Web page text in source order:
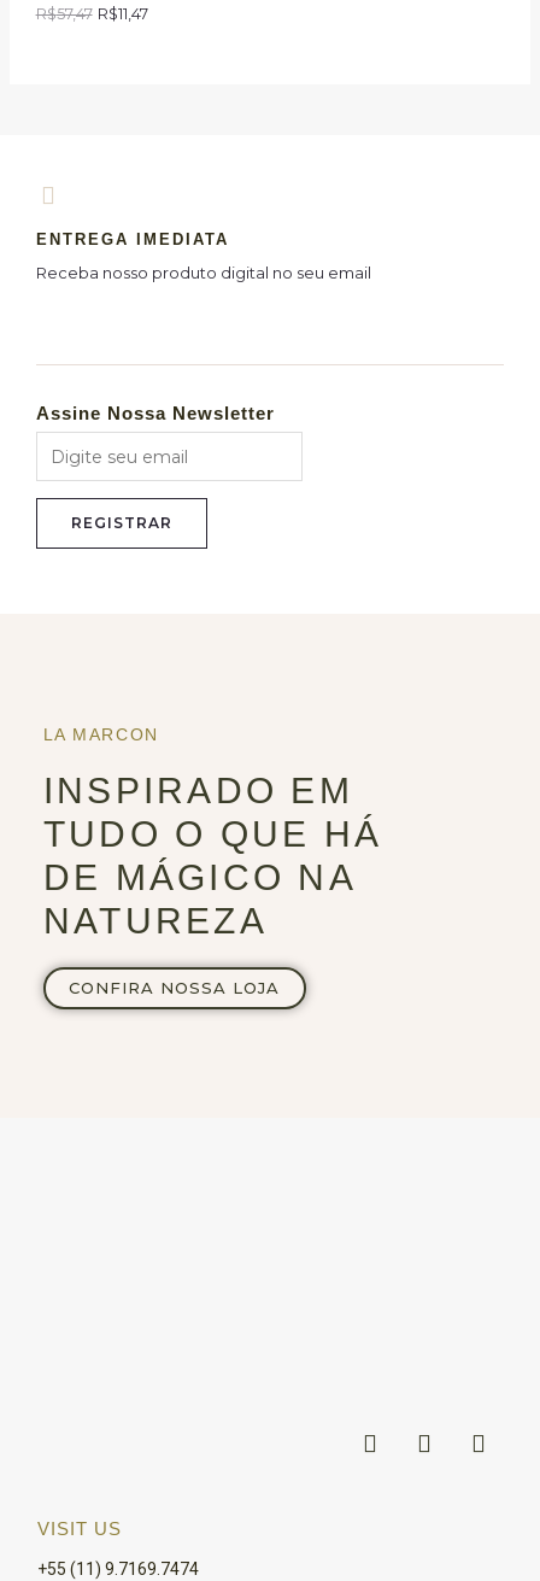
R$57,47 R$11,47
ENTREGA IMEDIATA
Receba nosso produto digital no seu email
Assine Nossa Newsletter
LA MARCON
INSPIRADO EM
TUDO O QUE HÁ
DE MÁGICO NA
NATUREZA
CONFIRA NOSSA LOJA
VISIT US
+55 (11) 9.7169.7474